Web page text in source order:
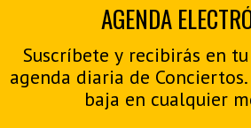
AGENDA
Suscríbete y recibirás en
agenda diaria de
baja en cualquier